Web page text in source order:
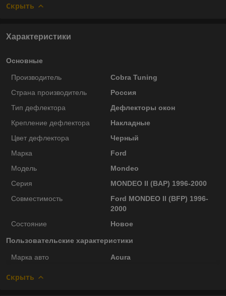
Скрыть
Характеристики
Основные
Производитель
Cobra Tuning
Страна производитель
Россия
Тип дефлектора
Дефлекторы окон
Крепление дефлектора
Накладные
Цвет дефлектора
Черный
Марка
Ford
Модель
Mondeo
Серия
MONDEO II (BAP) 1996-2000
Совместимость
Ford MONDEO II (BFP) 1996-
2000
Состояние
Новое
Пользовательские характеристики
Марка авто Acura
Скрыть